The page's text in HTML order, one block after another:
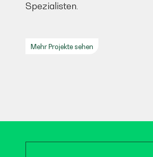
Spezialisten.
Mehr Projekte sehen